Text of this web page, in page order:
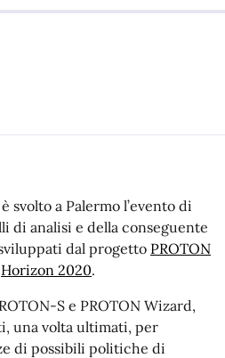
svolto a Palermo l’evento di
di analisi e della conseguente
dal progetto PROTON
Horizon 2020.
S e PROTON Wizard,
una volta ultimati, per
di possibili politiche di